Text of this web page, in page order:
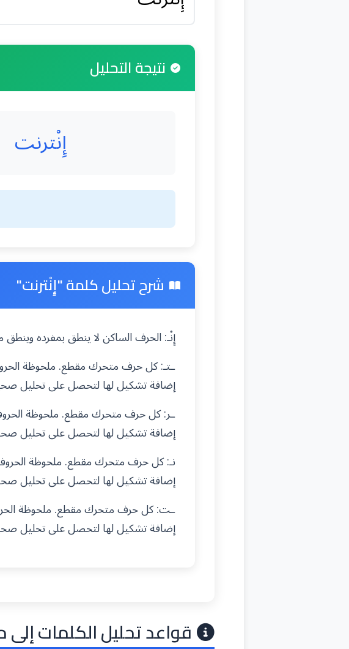
نتيجة التحليل
إِنْترنت
شرح تحليل كلمة "إِنْترنت"
إِنْـ: الحرف الساكن لا ينطق بمفرده
ـتـ: كل حرف متحرك مقطع. ملحوظة
إضافة تشكيل لها لتحصل على تحليل
ـر: كل حرف متحرك مقطع. ملحوظة
إضافة تشكيل لها لتحصل على تحليل
نـ: كل حرف متحرك مقطع. ملحوظة
إضافة تشكيل لها لتحصل على تحليل
ـت: كل حرف متحرك مقطع. ملحوظة
إضافة تشكيل لها لتحصل على تحليل
قواعد تحليل الكلمات